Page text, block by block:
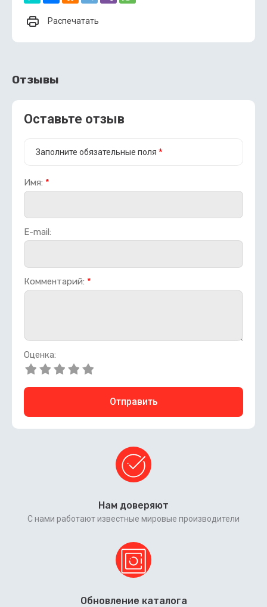
Распечатать
Отзывы
Оставьте отзыв
Заполните обязательные поля *
Имя: *
E-mail:
Комментарий: *
Оценка:
Отправить
Нам доверяют
С нами работают известные мировые производители
Обновление каталога